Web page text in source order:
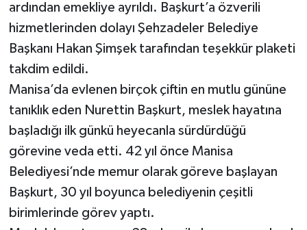
ardından emekliye ayrıldı. Başkurt’a özverili
hizmetlerinden dolayı Şehzadeler Belediye
Başkanı Hakan Şimşek tarafından teşekkür plaketi
takdim edildi.
Manisa’da evlenen birçok çiftin en mutlu gününe
tanıklık eden Nurettin Başkurt, meslek hayatına
başladığı ilk günkü heyecanla sürdürdüğü
görevine veda etti. 42 yıl önce Manisa
Belediyesi’nde memur olarak göreve başlayan
Başkurt, 30 yıl boyunca belediyenin çeşitli
birimlerinde görev yaptı.